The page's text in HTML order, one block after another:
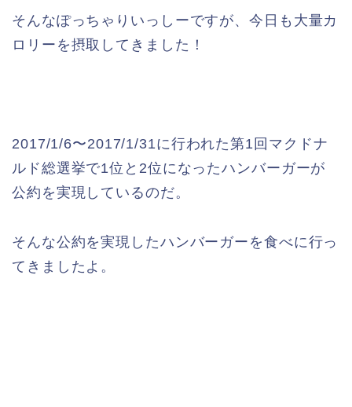
そんなぽっちゃりいっしーですが、今日も大量カ
ロリーを摂取してきました！
2017/1/6〜2017/1/31に行われた第1回マクドナ
ルド総選挙で1位と2位になったハンバーガーが
公約を実現しているのだ。
そんな公約を実現したハンバーガーを食べに行っ
てきましたよ。